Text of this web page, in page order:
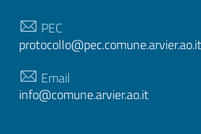
PEC
protocollo@pec.comune.arvier.ao.it
Email
info@comune.arvier.ao.it